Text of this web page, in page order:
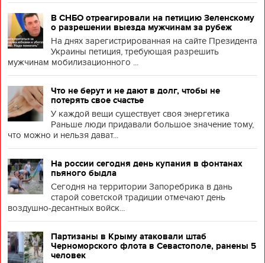
В СНБО отреагировали на петицию Зеленскому
о разрешении выезда мужчинам за рубеж
На днях зарегистрированная на сайте Президента
Украины петиция, требующая разрешить
мужчинам мобилизационного ...
Что не берут и не дают в долг, чтобы не
потерять свое счастье
У каждой вещи существует своя энергетика
Раньше люди придавали большое значение тому,
что можно и нельзя дават...
На россии сегодня день купания в фонтанах
пьяного быдла
Сегодня на территории Запоребрика в дань
старой советской традиции отмечают день
воздушно-десантных войск...
Партизаны в Крыму атаковали штаб
Черноморского флота в Севастополе, ранены 5
человек